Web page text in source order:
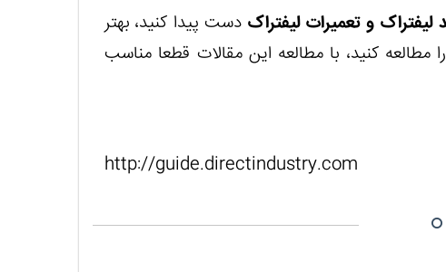
لیفتراک و تعمیرات لیفتراک دست پیدا کنید، بهتر
کنید، با مطالعه این مقالات قطعا مناسب
http://guide.directindustry.com